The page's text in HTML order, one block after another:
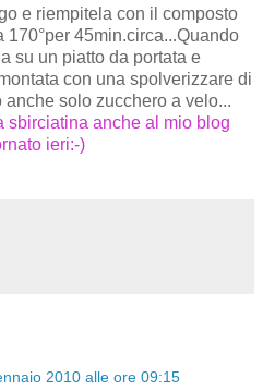
e riempitela con il composto
45min.circa...Quando
su un piatto da portata e
con una spolverizzare di
solo zucchero a velo...
sbirciatina anche al mio blog
ieri:-)
2010 alle ore 09:15